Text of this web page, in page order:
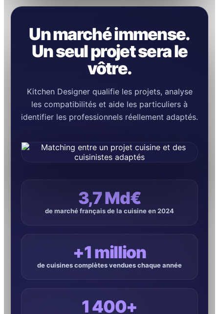
Un marché immense.
Un seul projet sera le
vôtre.
Kitchen Designer qualifie les projets, analyse
les compatibilités et aide les particuliers à
identifier les professionnels réellement adaptés.
3,7 Md€
de marché français de la cuisine en 2024
+1 million
de cuisines complètes vendues chaque année
1 400+